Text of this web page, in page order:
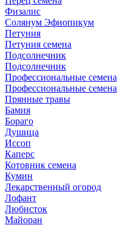
Физалис
Солянум Эфиопикум
Петуния
Петуния семена
Подсолнечник
Подсолнечник
Профессиональные семена
Профессиональные семена
Прянные травы
Бамия
Бораго
Душица
Иссоп
Каперс
Котовник семена
Кумин
Лекарственный огород
Лофант
Любисток
Майоран